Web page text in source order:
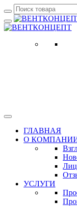
ГЛАВНАЯ
О
УСЛУГИ